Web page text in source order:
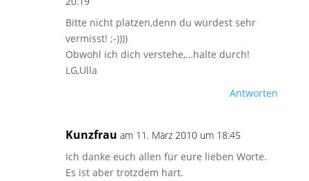
Bitte nicht platzen,denn du würdest sehr
vermisst! ;-))))
Obwohl ich dich verstehe,…halte durch!
LG,Ulla
Antworten
Kunzfrau am 11. März 2010 um 18:45
Ich danke euch allen für eure lieben Worte.
Es ist aber trotzdem hart.